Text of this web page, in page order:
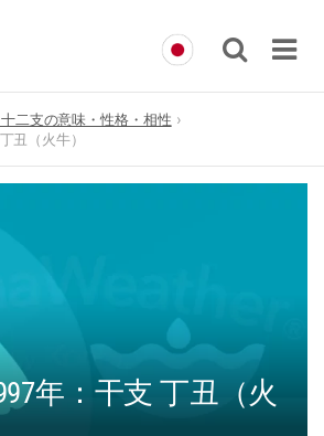
二支の意味・性格・相性
丑（火牛）
年：干支 丁丑（火